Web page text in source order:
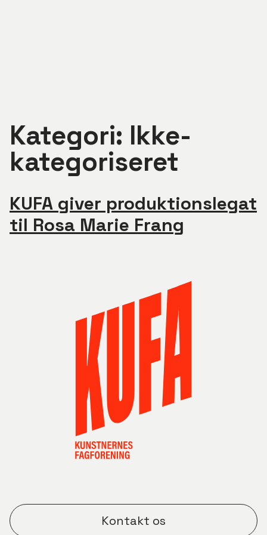
Rådgivning
KUFA orienterer
Om KUFA
Kontakt
Kategori: Ikke-
kategoriseret
KUFA giver produktionslegat
til Rosa Marie Frang
Kontakt os